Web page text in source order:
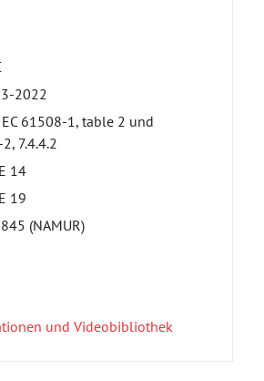
2022
61508-1, table 2 und
7.4.4.2
14
19
(NAMUR)
und Videobibliothek